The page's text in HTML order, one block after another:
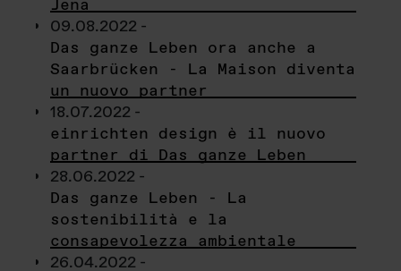
Jena
09.08.2022 -
Das ganze Leben ora anche a
Saarbrücken - La Maison diventa
un nuovo partner
18.07.2022 -
einrichten design è il nuovo
partner di Das ganze Leben
28.06.2022 -
Das ganze Leben - La
sostenibilità e la
consapevolezza ambientale
26.04.2022 -